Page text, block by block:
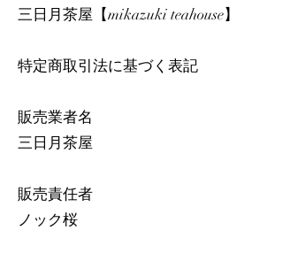
三日月茶屋【mikazuki teahouse】
特定商取引法に基づく表記
販売業者名
三日月茶屋
販売責任者
ノック桜